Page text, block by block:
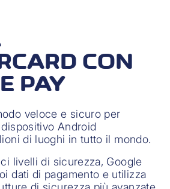
CON
PAY
veloce e sicuro per
Android
di luoghi in tutto il mondo.
livelli di sicurezza, Google
dati di pagamento e utilizza